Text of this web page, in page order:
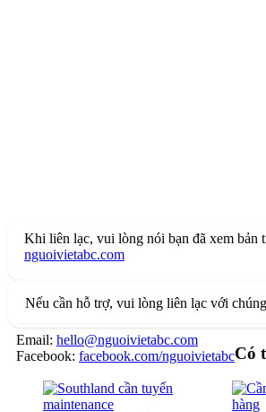
Khi liên lạc, vui lòng nói bạn đã xem bản
nguoivietabc.com
Nếu cần hỗ trợ, vui lòng liên lạc với
Email: hello@nguoivietabc.com
Facebook: facebook.com/nguoivietabcCó